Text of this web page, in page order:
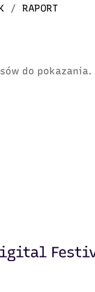
/ RAPORT
do pokazania.